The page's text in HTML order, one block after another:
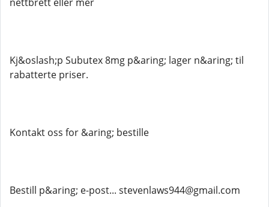
Kj&oslash;p Subutex 8mg p&aring; lager n&aring; til
rabatterte priser.
Kontakt oss for &aring; bestille
Bestill p&aring; e-post... stevenlaws944@gmail.com